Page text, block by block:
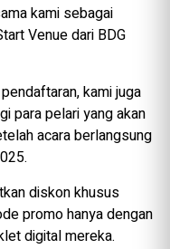
kami sebagai
Venue dari BDG
kami juga
para pelari yang akan
acara berlangsung
diskon khusus
promo hanya dengan
digital mereka.